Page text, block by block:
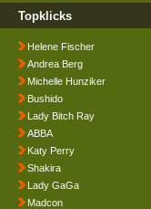
Topklicks
Helene Fischer
Andrea Berg
Michelle Hunziker
Bushido
Lady Bitch Ray
ABBA
Katy Perry
Shakira
Lady GaGa
Madcon